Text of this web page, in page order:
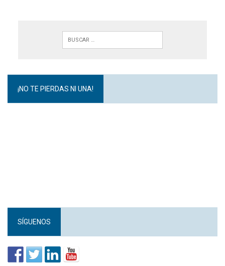
¡NO TE PIERDAS NI UNA!
SÍGUENOS